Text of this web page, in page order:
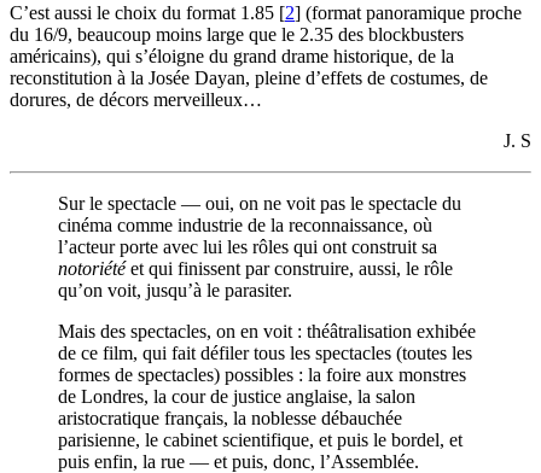
C’est aussi le choix du format 1.85 [2] (format panoramique proche
du 16/9, beaucoup moins large que le 2.35 des blockbusters
américains), qui s’éloigne du grand drame historique, de la
reconstitution à la Josée Dayan, pleine d’effets de costumes, de
dorures, de décors merveilleux…
J. S
Sur le spectacle — oui, on ne voit pas le spectacle du
cinéma comme industrie de la reconnaissance, où
l’acteur porte avec lui les rôles qui ont construit sa
notoriétéet qui finissent par construire, aussi, le rôle
qu’on voit, jusqu’à le parasiter.
Mais des spectacles, on en voit : théâtralisation exhibée
de ce film, qui fait défiler tous les spectacles (toutes les
formes de spectacles) possibles : la foire aux monstres
de Londres, la cour de justice anglaise, la salon
aristocratique français, la noblesse débauchée
parisienne, le cabinet scientifique, et puis le bordel, et
puis enfin, la rue — et puis, donc, l’Assemblée.